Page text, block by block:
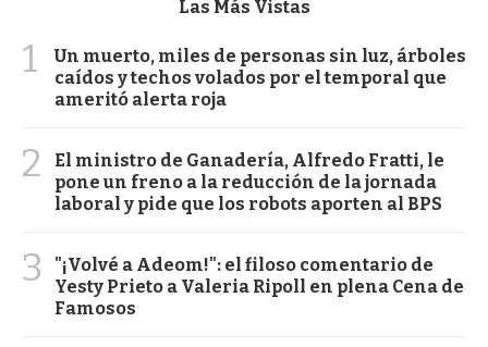
Las Más Vistas
1
Un muerto, miles de personas sin luz, árboles
caídos y techos volados por el temporal que
ameritó alerta roja
2
El ministro de Ganadería, Alfredo Fratti, le
pone un freno a la reducción de la jornada
laboral y pide que los robots aporten al BPS
3
"¡Volvé a Adeom!": el filoso comentario de
Yesty Prieto a Valeria Ripoll en plena Cena de
Famosos